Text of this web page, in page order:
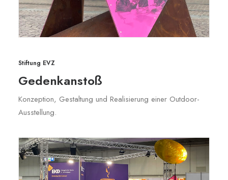
Stiftung EVZ
Gedenkanstoß
Konzeption, Gestaltung und Realisierung einer Outdoor-
Ausstellung.